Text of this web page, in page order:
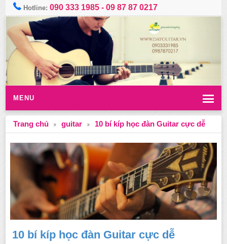
Hotline:090 333 1985 -09 87 87 0217
MENU
Trang chủ guitar 10 bí kíp học đàn Guitar cực dễ
10 bí kíp học đàn Guitar cực dễ